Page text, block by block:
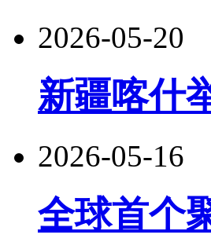
2026-05-20
新疆喀什
2026-05-16
全球首个